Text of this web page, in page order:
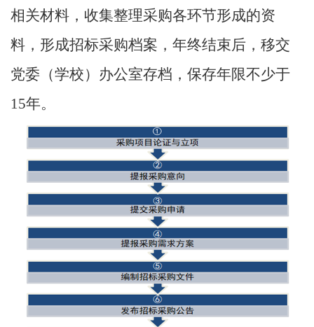
相关材料， 收集整理采购各环节形成的资
料，形成招标采购档案，年终结束后，移交
党委（学校）办公室存档，保存年限不少于
15年。